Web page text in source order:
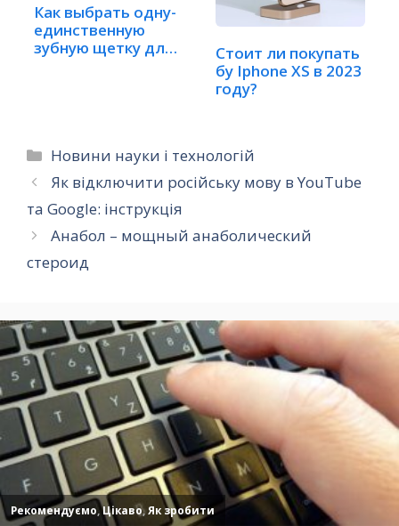
Как выбрать одну-
единственную
зубную щетку для
Стоит ли покупать
бу Iphone XS в 2023
году?
Категорії
Новини науки і технологій
Як відключити російську мову в YouTube
та Google: інструкція
Анабол – мощный анаболический
стероид